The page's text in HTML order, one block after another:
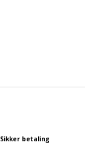
Sikker betaling